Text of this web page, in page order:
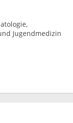
Jugendmedizin